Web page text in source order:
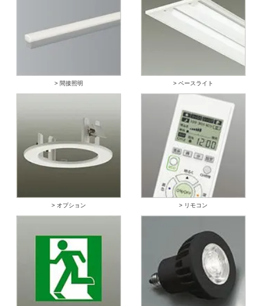
> 間接照明 > ベースライト
> オプション > リモコン